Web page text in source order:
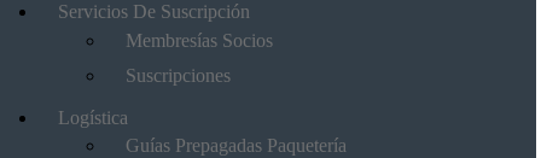
Servicios De Suscripción
Membresías Socios
Suscripciones
Logística
Guías Prepagadas Paquetería